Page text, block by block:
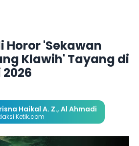
Horor 'Sekawan
Klawih' Tayang di
Haikal A. Z., Al Ahmadi
Ketik.com